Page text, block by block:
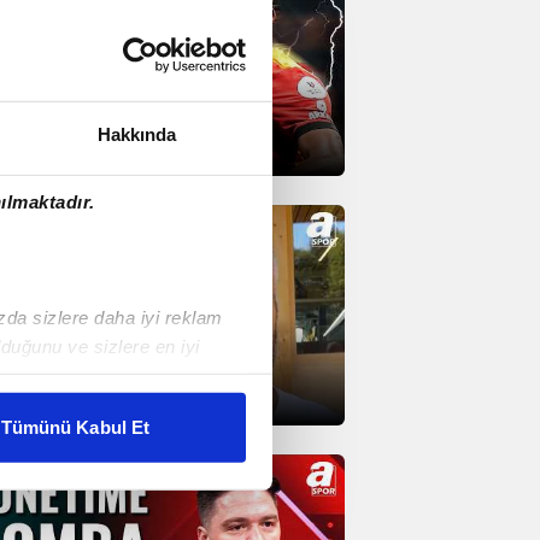
Hakkında
sizlere daha iyi reklam
ve sizlere en iyi
gösterilmeyecektir."
kullanılmaktadır. Bu
Tümünü Kabul Et